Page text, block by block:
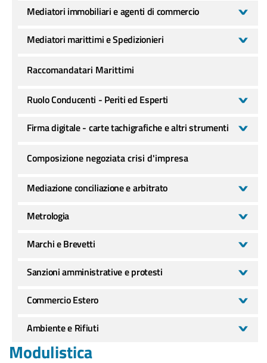
Modulistica
Mediatori immobiliari e agenti di commercio
Mediatori marittimi e Spedizionieri
Raccomandatari Marittimi
Ruolo Conducenti - Periti ed Esperti
Firma digitale - carte tachigrafiche e altri strumenti
Composizione negoziata crisi d'impresa
Mediazione conciliazione e arbitrato
Metrologia
Marchi e Brevetti
Sanzioni amministrative e protesti
Commercio Estero
Ambiente e Rifiuti